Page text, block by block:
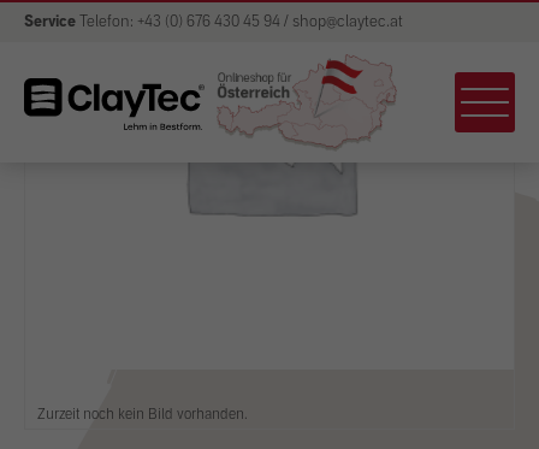
Service Telefon: +43 (0) 676 430 45 94 / shop@claytec.at
Zurzeit noch kein Bild vorhanden.